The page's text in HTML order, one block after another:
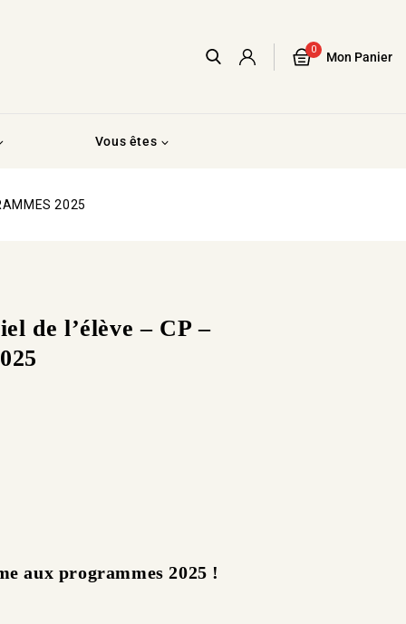
0
Mon Panier
Vous êtes
2025
de l’élève – CP –
aux programmes 2025 !